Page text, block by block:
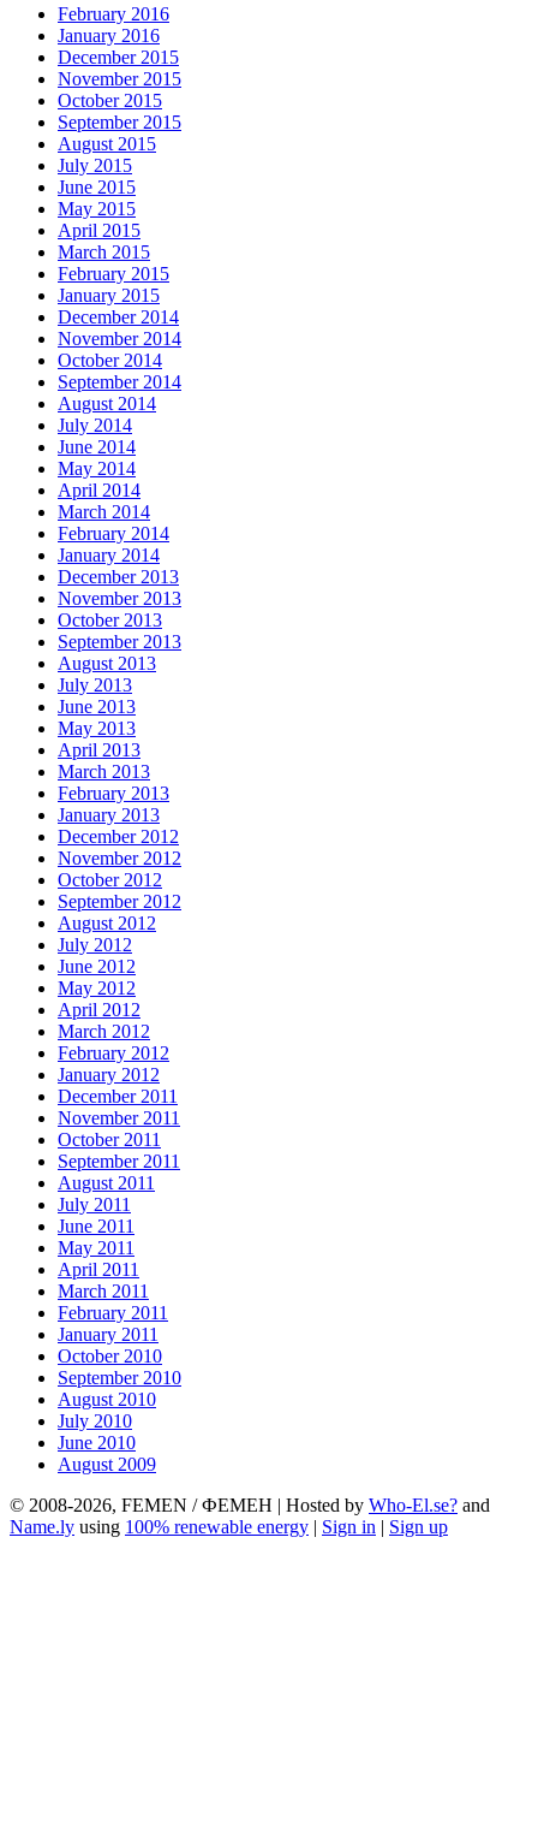
February 2016
January 2016
December 2015
November 2015
October 2015
September 2015
August 2015
July 2015
June 2015
May 2015
April 2015
March 2015
February 2015
January 2015
December 2014
November 2014
October 2014
September 2014
August 2014
July 2014
June 2014
May 2014
April 2014
March 2014
February 2014
January 2014
December 2013
November 2013
October 2013
September 2013
August 2013
July 2013
June 2013
May 2013
April 2013
March 2013
February 2013
January 2013
December 2012
November 2012
October 2012
September 2012
August 2012
July 2012
June 2012
May 2012
April 2012
March 2012
February 2012
January 2012
December 2011
November 2011
October 2011
September 2011
August 2011
July 2011
June 2011
May 2011
April 2011
March 2011
February 2011
January 2011
October 2010
September 2010
August 2010
July 2010
June 2010
August 2009
© 2008-2026, FEMEN / ФЕМЕН | Hosted by Who-El.se? and
Name.ly using 100% renewable energy | Sign in | Sign up